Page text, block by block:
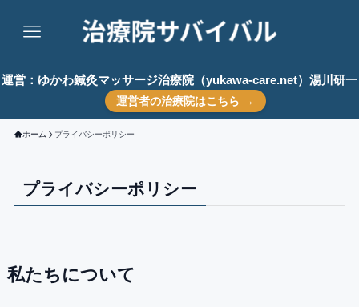
運営：ゆかわ鍼灸マッサージ治療院（yukawa-care.net）湯川研一
運営者の治療院はこちら →
ホーム プライバシーポリシー
プライバシーポリシー
私たちについて